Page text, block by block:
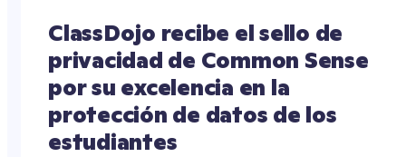
ClassDojo recibe el sello de
privacidad de Common Sense
por su excelencia en la
protección de datos de los
estudiantes